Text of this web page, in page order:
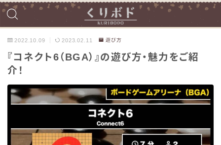
2022.10.09 2023.02.11 遊び方
『コネクト6（BGA）』の遊び方・魅力をご紹
介！